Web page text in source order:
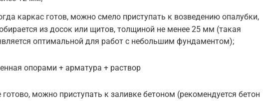
каркас готов, можно смело приступать к возведению опалубки,
из досок или щитов, толщиной не менее 25 мм (такая
оптимальной для работ с небольшим фундаментом);
опорами + арматура + раствор
готово, можно приступать к заливке бетоном (рекомендуется бетон